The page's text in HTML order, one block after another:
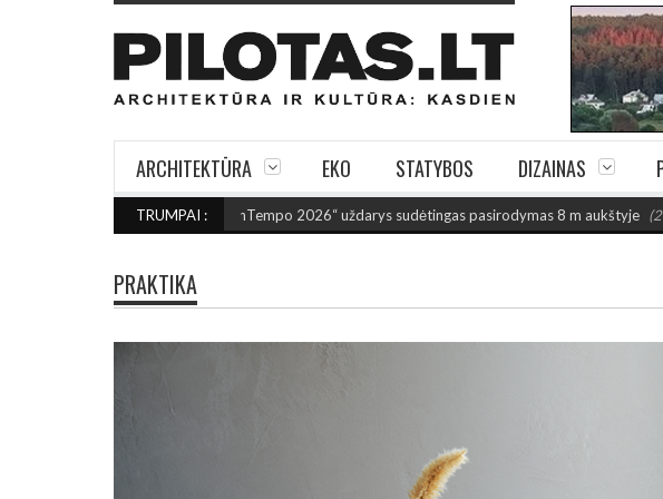
ARCHITEKTŪRA EKO STATYBOS DIZAINAS
TRUMPAI :
SANTAKOJE: „ConTempo 2026“ uždarys sudėtingas pasirodymas 8 m aukštyje (2026 rugpjūčio 7)
PRAKTIKA